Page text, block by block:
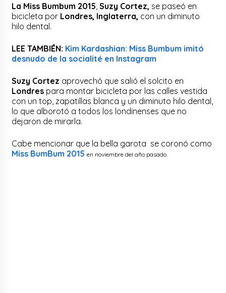
La Miss Bumbum 2015 ,Suzy Cortez, se paseó en
bicicleta por Londres, Inglaterra, con un diminuto
hilo dental.
LEE TAMBIÉN: Kim Kardashian: Miss Bumbum imitó
desnudo de la socialité en Instagram
Suzy Cortez aprovechó que salió el solcito en
Londres para montar bicicleta por las calles vestida
con un top, zapatillas blanca y un diminuto hilo dental,
lo que alborotó a todos los londinenses que no
dejaron de mirarla.
Cabe mencionar que la bella garota se coronó como
Miss BumBum 2015 en noviembre del año pasado